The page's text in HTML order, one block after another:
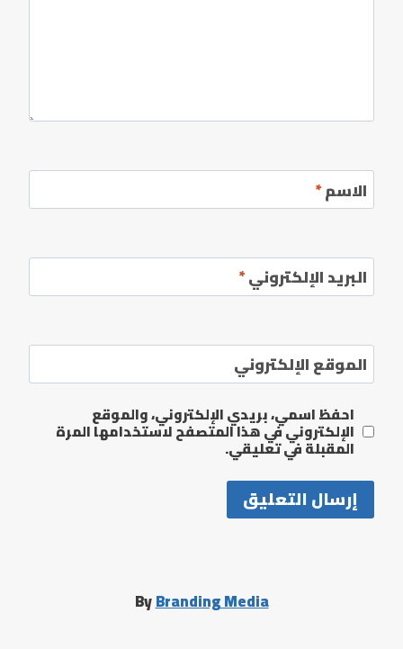
الاسم*
البريد الإلكتروني*
الموقع الإلكتروني
احفظ اسمي، بريدي الإلكتروني، والموقع
الإلكتروني في هذا المتصفح لاستخدامها المرة
المقبلة في تعليقي.
ByBranding Media